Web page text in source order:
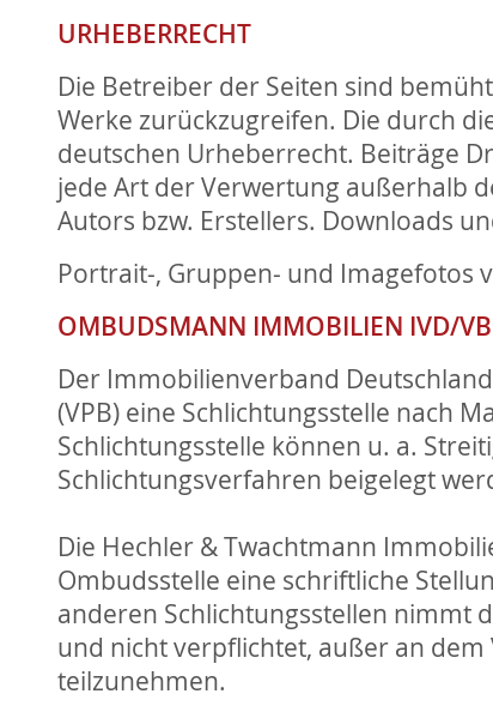
URHEBERRECHT
Die Betreiber der Seiten sind
Werke zurückzugreifen. Die durch
deutschen Urheberrecht. Beiträge
jede Art der Verwertung außerhalb
Autors bzw. Erstellers. Downloads
Portrait-, Gruppen- und Imagefotos
OMBUDSMANN IMMOBILIEN IVD/
Der Immobilienverband
(VPB) eine Schlichtungsstelle nach
Schlichtungsstelle können u. a.
Schlichtungsverfahren beigelegt
Die Hechler & Twachtmann
Ombudsstelle eine schriftliche
anderen Schlichtungsstellen nimmt
und nicht verpflichtet, außer an
teilzunehmen.